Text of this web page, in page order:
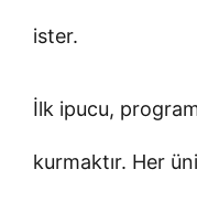
ister.
İlk ipucu,
kurmaktır. Her